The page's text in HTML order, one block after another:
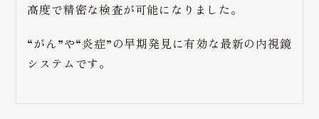
高度で精密な検査が可能になりました。
“がん”や“炎症”の早期発見に有効な最新の内視鏡
システムです。